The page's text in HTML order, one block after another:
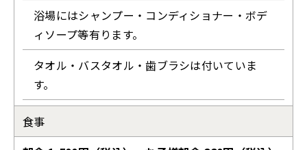
浴場にはシャンプー・コンディショナー・ボデ
ィソープ等有ります。
タオル・バスタオル・歯ブラシは付いていま
す。
食事